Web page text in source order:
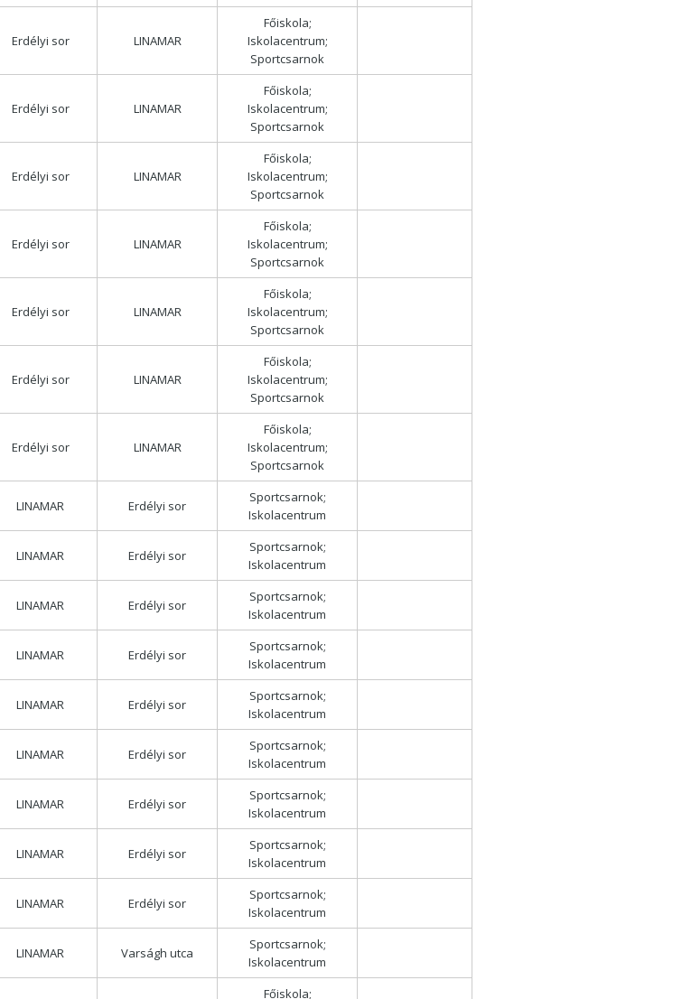
Erdélyi sor LINAMAR
Főiskola;
Iskolacentrum;
Sportcsarnok
Erdélyi sor LINAMAR
Főiskola;
Iskolacentrum;
Sportcsarnok
Erdélyi sor LINAMAR
Főiskola;
Iskolacentrum;
Sportcsarnok
Erdélyi sor LINAMAR
Főiskola;
Iskolacentrum;
Sportcsarnok
Erdélyi sor LINAMAR
Főiskola;
Iskolacentrum;
Sportcsarnok
Erdélyi sor LINAMAR
Főiskola;
Iskolacentrum;
Sportcsarnok
Erdélyi sor LINAMAR
Főiskola;
Iskolacentrum;
Sportcsarnok
LINAMAR Erdélyi sor
Sportcsarnok;
Iskolacentrum
LINAMAR Erdélyi sor
Sportcsarnok;
Iskolacentrum
LINAMAR Erdélyi sor
Sportcsarnok;
Iskolacentrum
LINAMAR Erdélyi sor
Sportcsarnok;
Iskolacentrum
LINAMAR Erdélyi sor
Sportcsarnok;
Iskolacentrum
LINAMAR Erdélyi sor
Sportcsarnok;
Iskolacentrum
LINAMAR Erdélyi sor
Sportcsarnok;
Iskolacentrum
LINAMAR Erdélyi sor
Sportcsarnok;
Iskolacentrum
LINAMAR Erdélyi sor
Sportcsarnok;
Iskolacentrum
LINAMAR Varságh utca
Sportcsarnok;
Iskolacentrum
Főiskola;